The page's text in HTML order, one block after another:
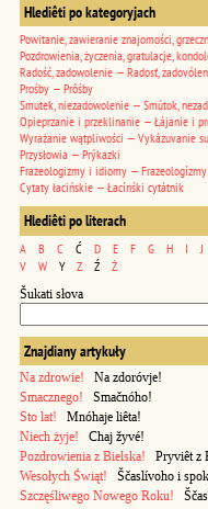
Hlediêti po kategoryjach
Powitanie, zawieranie znajomości,
Pozdrowienia, życzenia, gratulacje,
Radość, zadowolenie — Radosť,
Prośby — Prôśby
Smutek, niezadowolenie — Smútok,
Opieprzanie i przeklinanie — Łájanie i
Wyrażanie wątpliwości — Vykázuvanie
Przysłowia — Prýkazki
Frazeologizmy i idiomy —
Cytaty łacińskie — Łacínśki cytátnik
Hlediêti po literach
A B C Ć D E F G H I J
V
W Y Z Ź Ż
Šukati słova
Znajdiany artykuły
Na zdrowie! Na zdoróvje!
Smacznego! Smačnóho!
Sto lat! Mnóhaje liêta!
Niech żyje! Chaj žyvé!
Pozdrowienia z Bielska! Pryviêt z
Wesołych Świąt! Ščaslívoho i
Szczęśliwego Nowego Roku!